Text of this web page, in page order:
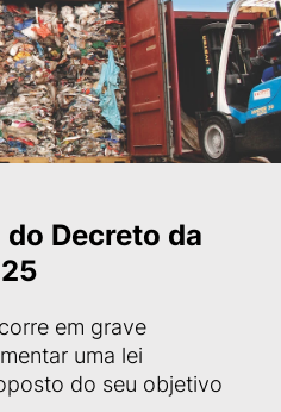
Decreto da
em grave
uma lei
do seu objetivo